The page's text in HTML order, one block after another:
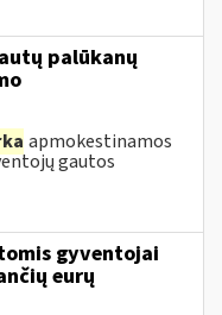
palūkanų
apmokestinamos
gautos
gyventojai
eurų